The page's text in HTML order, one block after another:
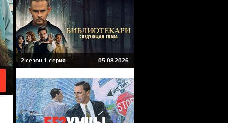
2 сезон 1 серия 05.08.2026